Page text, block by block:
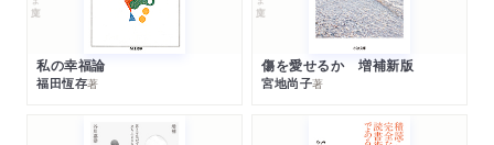
私の幸福論
福田恆存著
傷を愛せるか 増補新版
宮地尚子著